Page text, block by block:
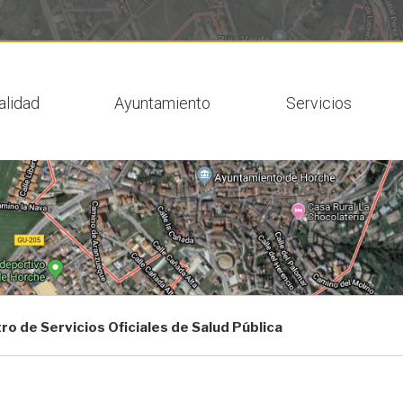
Ayuntamiento Servicios
de Servicios Oficiales de Salud Pública